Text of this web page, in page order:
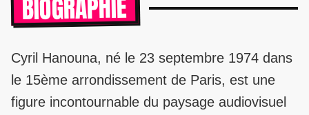
BIOGRAPHIE
Cyril Hanouna, né le 23 septembre 1974 dans
le 15ème arrondissement de Paris, est une
figure incontournable du paysage audiovisuel